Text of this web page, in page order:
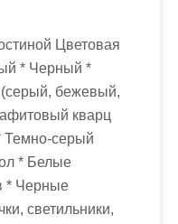
Цветовая
* Черный *
бежевый,
кварц
Темно-серый
* Белые
* Черные
светильники,